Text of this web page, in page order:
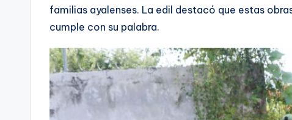
familias ayalenses. La edil destacó que estas
cumple con su palabra.